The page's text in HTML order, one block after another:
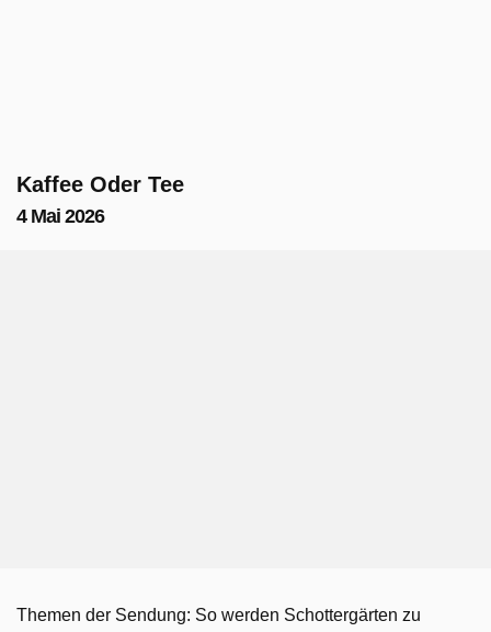
Kaffee Oder Tee
4 Mai 2026
Themen der Sendung: So werden Schottergärten zu